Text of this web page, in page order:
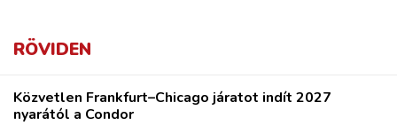
RÖVIDEN
Közvetlen Frankfurt–Chicago járatot indít 2027
nyarától a Condor